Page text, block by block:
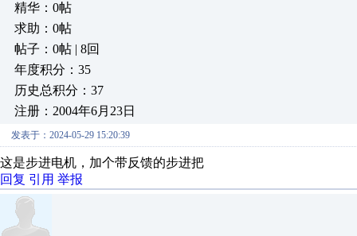
精华：0帖
求助：0帖
帖子：0帖 | 8回
年度积分：35
历史总积分：37
注册：2004年6月23日
发表于：2024-05-29 15:20:39
这是步进电机，加个带反馈的步进把
回复 引用 举报